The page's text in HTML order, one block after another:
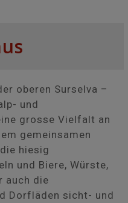
oberen Surselva –
und
grosse Vielfalt an
gemeinsamen
hiesig
und Biere, Würste,
auch die
Dorfläden sicht- und